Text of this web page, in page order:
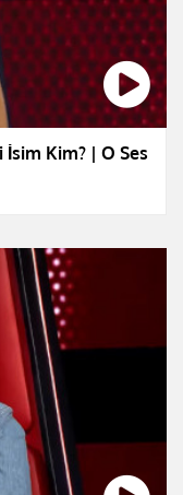
Kim? | O Ses